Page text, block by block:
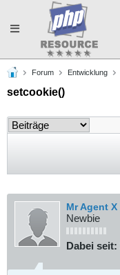
Toggle
navigation
Forum Entwicklung
setcookie()
Mr Agent X
Newbie
Dabei seit: